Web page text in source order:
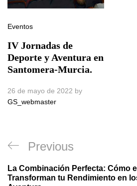
Eventos
IV Jornadas de
Deporte y Aventura en
Santomera-Murcia.
26 de mayo de 2022 by
GS_webmaster
Previous
La Combinación Perfecta: Cómo
Transforman tu Rendimiento en